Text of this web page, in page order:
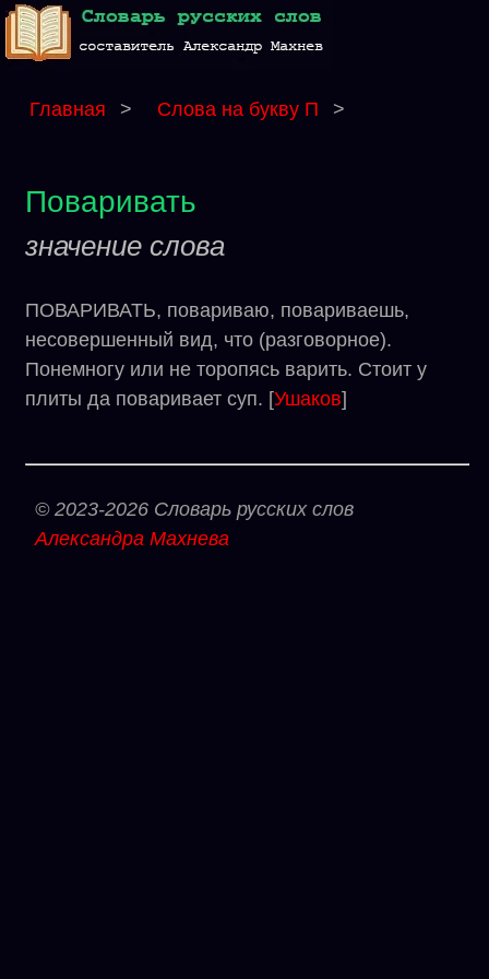
Главная > Слова на букву П >
Поваривать
значение слова
ПОВАРИВАТЬ, повариваю, повариваешь,
несовершенный вид, что (разговорное).
Понемногу или не торопясь варить. Стоит у
плиты да поваривает суп. [Ушаков]
© 2023-2026 Словарь русских слов
Александра Махнева